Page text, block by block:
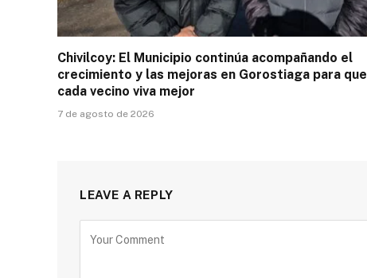
Chivilcoy: El Municipio continúa acompañando el
crecimiento y las mejoras en Gorostiaga para que
cada vecino viva mejor
7 de agosto de 2026
LEAVE A REPLY